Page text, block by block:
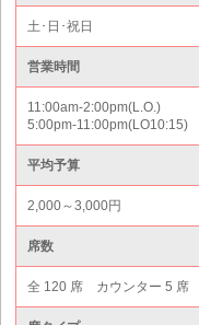
土･日･祝日
営業時間
11:00am-2:00pm(L.O.)
5:00pm-11:00pm(LO10:15)
平均予算
2,000～3,000円
席数
全 120 席 カウンター 5